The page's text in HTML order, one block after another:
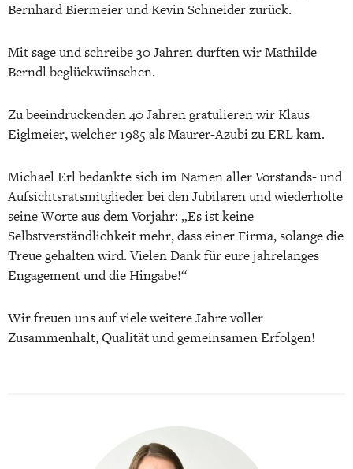
Bernhard Biermeier und Kevin Schneider zurück.
Mit sage und schreibe 30 Jahren durften wir Mathilde
Berndl beglückwünschen.
Zu beeindruckenden 40 Jahren gratulieren wir Klaus
Eiglmeier, welcher 1985 als Maurer-Azubi zu ERL kam.
Michael Erl bedankte sich im Namen aller Vorstands- und
Aufsichtsratsmitglieder bei den Jubilaren und wiederholte
seine Worte aus dem Vorjahr: „Es ist keine
Selbstverständlichkeit mehr, dass einer Firma, solange die
Treue gehalten wird. Vielen Dank für eure jahrelanges
Engagement und die Hingabe!“
Wir freuen uns auf viele weitere Jahre voller
Zusammenhalt, Qualität und gemeinsamen Erfolgen!